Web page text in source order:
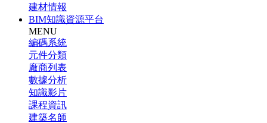
建材情報
BIM知識資源平台
MENU
編碼系統
元件分類
廠商列表
數據分析
知識影片
課程資訊
建築名師